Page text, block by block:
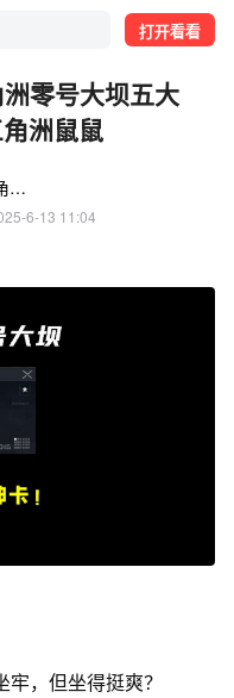
打开看看
零号大坝五大
洲鼠鼠
绝起（三角洲测评）
6-13 11:04
，但坐得挺爽？